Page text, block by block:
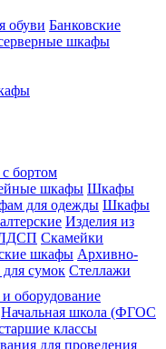
обуви Банковские
шкафы
бортом
шкафы Шкафы
для одежды Шкафы
Изделия из
ЛДСП Скамейки
шкафы Архивно-
сумок Стеллажи
оборудование
Начальная школа (ФГОС
классы
для проведения